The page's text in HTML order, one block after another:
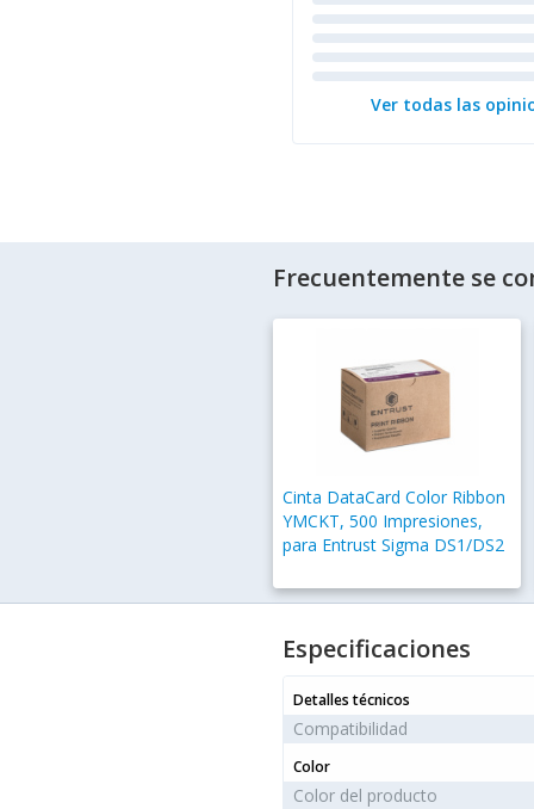
Ver todas las
Frecuentemente se
Cinta DataCard Color Ribbon
YMCKT, 500 Impresiones,
para Entrust Sigma DS1/DS2
Especificaciones
Detalles técnicos
Compatibilidad
Color
Color del producto